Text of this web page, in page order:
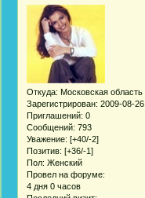
Откуда: Московская область
Зарегистрирован: 2009-08-26
Приглашений: 0
Сообщений: 793
Уважение: [+40/-2]
Позитив: [+36/-1]
Пол: Женский
Провел на форуме:
4 дня 0 часов